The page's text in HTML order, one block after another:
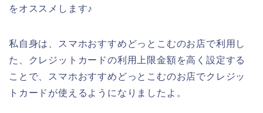
をオススメします♪
私自身は、スマホおすすめどっとこむのお店で利用し
た、クレジットカードの利用上限金額を高く設定する
ことで、スマホおすすめどっとこむのお店でクレジッ
トカードが使えるようになりましたよ。